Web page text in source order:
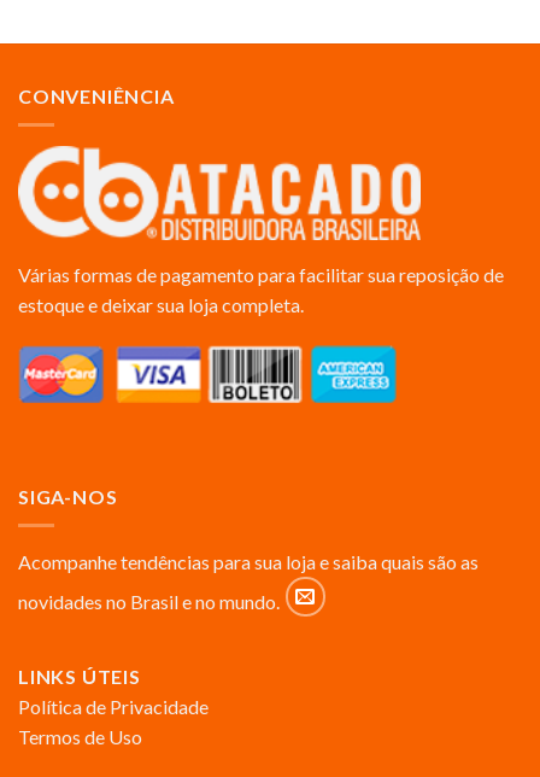
CONVENIÊNCIA
Várias formas de pagamento para facilitar sua reposição de
estoque e deixar sua loja completa.
SIGA-NOS
Acompanhe tendências para sua loja e saiba quais são as
novidades no Brasil e no mundo.
LINKS ÚTEIS
Política de Privacidade
Termos de Uso